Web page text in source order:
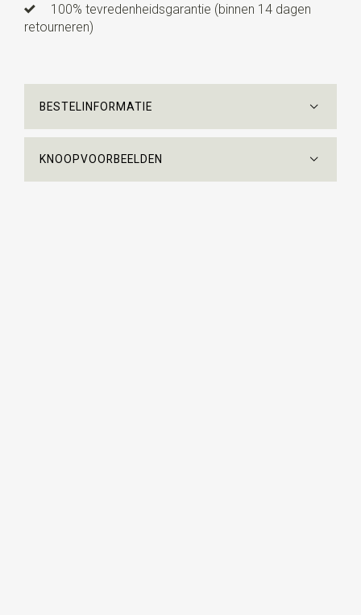
100% tevredenheidsgarantie (binnen 14 dagen
retourneren)
BESTELINFORMATIE
KNOOPVOORBEELDEN